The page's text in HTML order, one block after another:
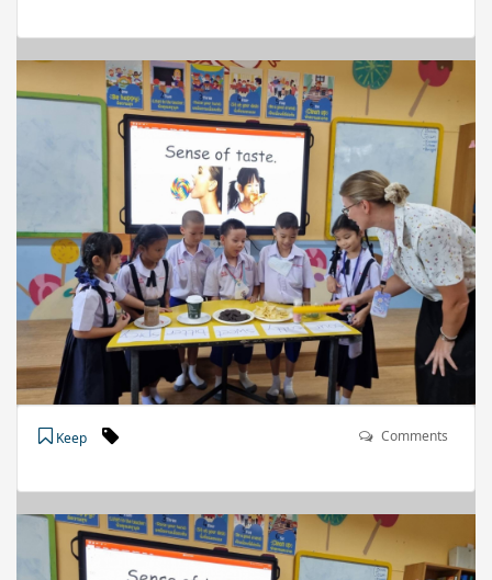
Keep Comments